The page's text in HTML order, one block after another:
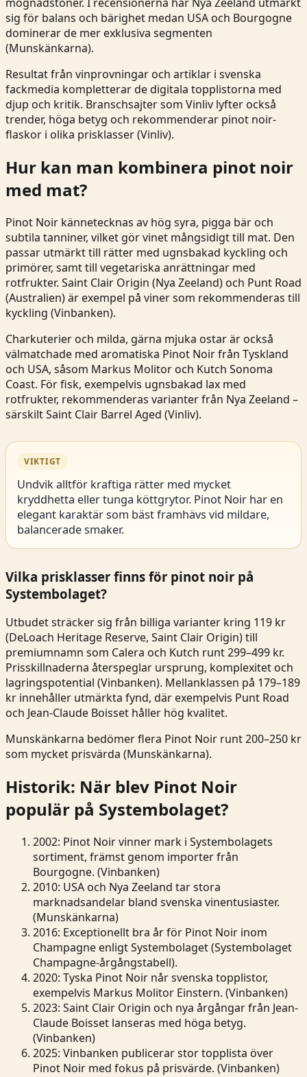
sig för balans och bärighet medan USA och Bourgogne
dominerar de mer exklusiva segmenten
(Munskänkarna).
Resultat från vinprovningar och artiklar i svenska
fackmedia kompletterar de digitala topplistorna med
djup och kritik. Branschsajter som Vinliv lyfter också
trender, höga betyg och rekommenderar pinot noir-
flaskor i olika prisklasser (Vinliv).
Hur kan man kombinera pinot noir
med mat?
Pinot Noir kännetecknas av hög syra, pigga bär och
subtila tanniner, vilket gör vinet mångsidigt till mat. Den
passar utmärkt till rätter med ugnsbakad kyckling och
primörer, samt till vegetariska anrättningar med
rotfrukter. Saint Clair Origin (Nya Zeeland) och Punt Road
(Australien) är exempel på viner som rekommenderas till
kyckling (Vinbanken).
Charkuterier och milda, gärna mjuka ostar är också
välmatchade med aromatiska Pinot Noir från Tyskland
och USA, såsom Markus Molitor och Kutch Sonoma
Coast. För fisk, exempelvis ugnsbakad lax med
rotfrukter, rekommenderas varianter från Nya Zeeland –
särskilt Saint Clair Barrel Aged (Vinliv).
VIKTIGT
Undvik alltför kraftiga rätter med mycket
kryddhetta eller tunga köttgrytor. Pinot Noir har en
elegant karaktär som bäst framhävs vid mildare,
balancerade smaker.
Vilka prisklasser finns för pinot noir på
Systembolaget?
Utbudet sträcker sig från billiga varianter kring 119 kr
(DeLoach Heritage Reserve, Saint Clair Origin) till
premiumnamn som Calera och Kutch runt 299–499 kr.
Prisskillnaderna återspeglar ursprung, komplexitet och
lagringspotential (Vinbanken). Mellanklassen på 179–189
kr innehåller utmärkta fynd, där exempelvis Punt Road
och Jean-Claude Boisset håller hög kvalitet.
Munskänkarna bedömer flera Pinot Noir runt 200–250 kr
som mycket prisvärda (Munskänkarna).
Historik: När blev Pinot Noir
populär på Systembolaget?
2002: Pinot Noir vinner mark i Systembolagets
sortiment, främst genom importer från
Bourgogne. (Vinbanken)
2010: USA och Nya Zeeland tar stora
marknadsandelar bland svenska vinentusiaster.
(Munskänkarna)
2016: Exceptionellt bra år för Pinot Noir inom
Champagne enligt Systembolaget (Systembolaget
Champagne-årgångstabell).
2020: Tyska Pinot Noir når svenska topplistor,
exempelvis Markus Molitor Einstern. (Vinbanken)
2023: Saint Clair Origin och nya årgångar från Jean-
Claude Boisset lanseras med höga betyg.
(Vinbanken)
2025: Vinbanken publicerar stor topplista över
Pinot Noir med fokus på prisvärde. (Vinbanken)